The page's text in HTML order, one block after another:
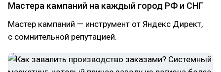
Мастера кампаний на каждый город РФ и СНГ
Мастер кампаний — инструмент от Яндекс Директ,
с сомнительной репутацией.